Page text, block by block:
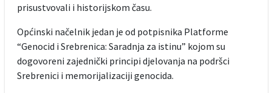
prisustvovali i historijskom času.
Općinski načelnik jedan je od potpisnika Platforme
“Genocid i Srebrenica: Saradnja za istinu” kojom su
dogovoreni zajednički principi djelovanja na podršci
Srebrenici i memorijalizaciji genocida.